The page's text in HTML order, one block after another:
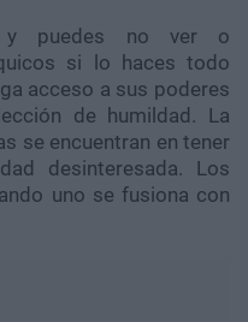
puedes no ver o
si lo haces todo
acceso a sus poderes
de humildad. La
se encuentran en tener
desinteresada. Los
uno se fusiona con